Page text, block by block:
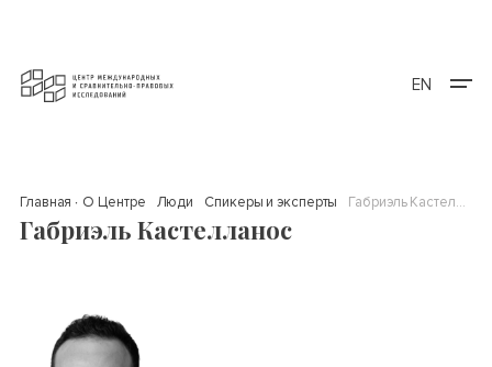
EN
Главная О Центре Люди Спикеры и эксперты Габриэль Кастелланос
Габриэль Кастелланос